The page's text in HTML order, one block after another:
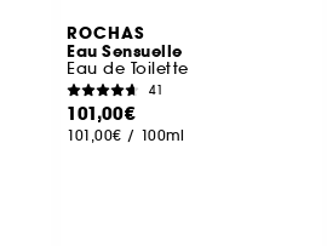
ROCHAS
Eau Sensuelle
Eau de Toilette
41
101,00€
101,00€ / 100ml